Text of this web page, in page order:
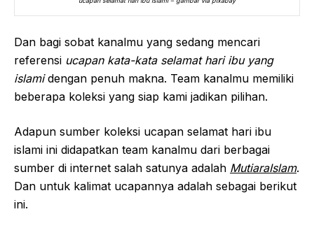
Dan bagi sobat kanalmu yang sedang mencari
referensi ucapan kata-kata selamat hari ibu yang
islamidengan penuh makna. Team kanalmu memiliki
beberapa koleksi yang siap kami jadikan pilihan.
Adapun sumber koleksi ucapan selamat hari ibu
islami ini didapatkan team kanalmu dari berbagai
sumber di internet salah satunya adalah MutiaraIslam.
Dan untuk kalimat ucapannya adalah sebagai berikut
ini.